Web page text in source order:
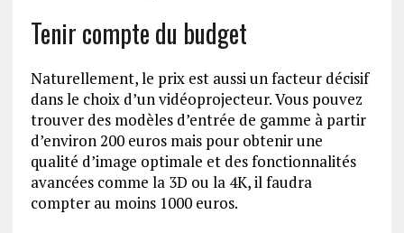
Tenir compte du budget
Naturellement, le prix est aussi un facteur décisif
dans le choix d’un vidéoprojecteur. Vous pouvez
trouver des modèles d’entrée de gamme à partir
d’environ 200 euros mais pour obtenir une
qualité d’image optimale et des fonctionnalités
avancées comme la 3D ou la 4K, il faudra
compter au moins 1000 euros.